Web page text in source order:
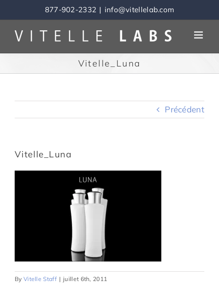
to
content
877-902-2332 | info@vitellelab.com
Vitelle_Luna
Précédent
Vitelle_Luna
By Vitelle Staff | juillet 6th, 2011